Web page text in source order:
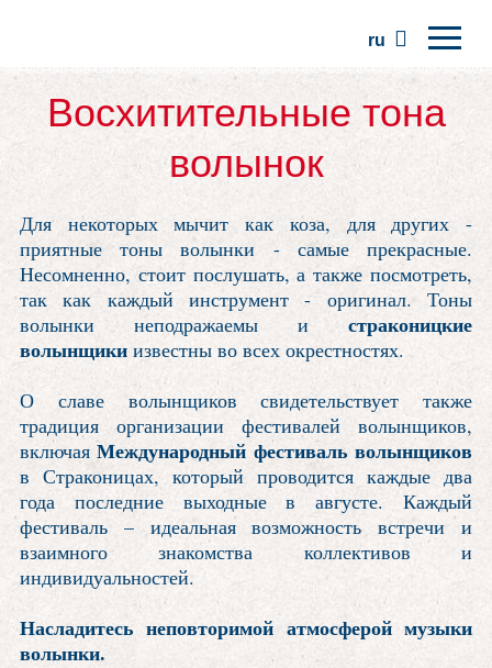
ru
Традиции
Экскурсии
Сообщество
Места
Восхитительные тона
волынок
Для некоторых мычит как коза, для других -
приятные тоны волынки - самые прекрасные.
Несомненно, стоит послушать, а также посмотреть,
так как каждый инструмент - оригинал. Тоны
волынки неподражаемы истраконицкие
волынщикиизвестны во всех окрестностях.
О славе волынщиков свидетельствует также
традиция организации фестивалей волынщиков,
включаяМеждународный фестиваль волынщиков
в Страконицах, который проводится каждые два
года последние выходные в августе. Каждый
фестиваль – идеальная возможность встречи и
взаимного знакомства коллективов и
индивидуальностей.
Насладитесь неповторимой атмосферой музыки
волынки.